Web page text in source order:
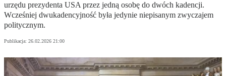
urzędu prezydenta USA przez jedną osobę do dwóch kadencji.
Wcześniej dwukadencyjność była jedynie niepisanym zwyczajem
politycznym.
Publikacja: 26.02.2026 21:00